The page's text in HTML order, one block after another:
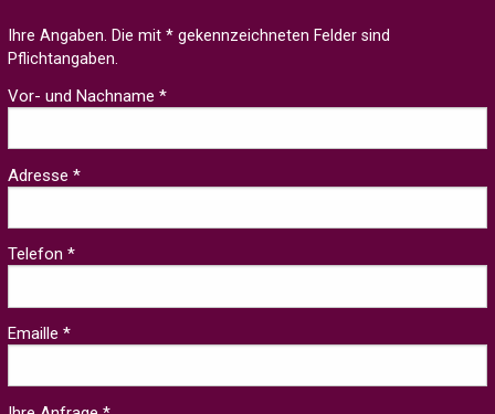
Ihre Angaben. Die mit * gekennzeichneten Felder sind
Pflichtangaben.
Vor- und Nachname *
Adresse *
Telefon *
Emaille *